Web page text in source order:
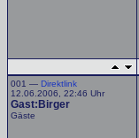
001 — Direktlink
12.06.2006, 22:46 Uhr
Gast:Birger
Gäste